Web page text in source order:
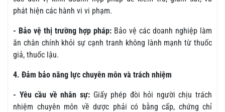
phát hiện các hành vi vi phạm.
- Bảo vệ thị trường hợp pháp: Bảo vệ các doanh nghiệp làm
ăn chân chính khỏi sự cạnh tranh không lành mạnh từ thuốc
giả, thuốc lậu.
4. Đảm bảo năng lực chuyên môn và trách nhiệm
- Yêu cầu về nhân sự:Giấy phép đòi hỏi người chịu trách
nhiệm chuyên môn về dược phải có bằng cấp, chứng chỉ